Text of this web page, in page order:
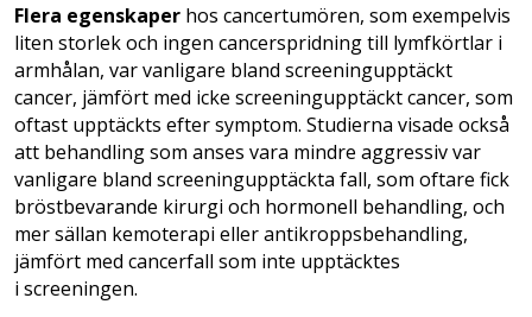
Flera egenskaper hos cancertumören, som exempelvis
liten storlek och ingen cancer­spridning till lymfkörtlar i
armhålan, var vanligare bland screeningupptäckt
cancer, jämfört med icke screeningupptäckt cancer, som
oftast upptäckts efter symptom. Studierna visade också
att behandling som anses vara mindre aggressiv var
vanligare bland screening­upp­täckta fall, som oftare fick
bröstbevarande kirurgi och hormonell behandling, och
mer sällan kemoterapi eller antikroppsbehandling,
jämfört med cancerfall som inte upptäcktes
i screeningen.